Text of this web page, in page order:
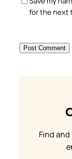
for the next
Find